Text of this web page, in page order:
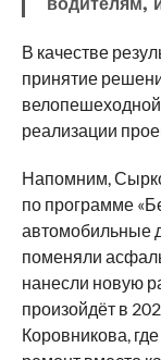
В качестве
принятие
велопешеходной
реализации
Напомним,
по программе
автомобильные
поменяли
нанесли новую
произойдёт в
Коровникова,